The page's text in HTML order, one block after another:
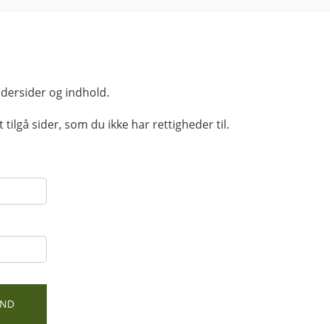
og indhold.
sider, som du ikke har rettigheder til.